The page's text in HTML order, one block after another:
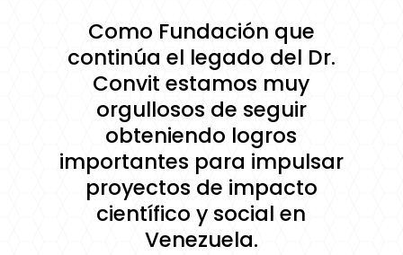
Como Fundación que
continúa el legado del Dr.
Convit estamos muy
orgullosos de seguir
obteniendo logros
importantes para impulsar
proyectos de impacto
científico y social en
Venezuela.